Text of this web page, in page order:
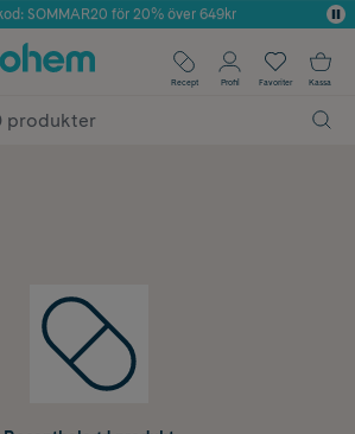
Butik 2025 inom Skönhet
SOMMAR20 för 20% över 649kr
✓ Fri frakt
✓ Poäng på alla köp*
Recept Profil Favoriter Kassa